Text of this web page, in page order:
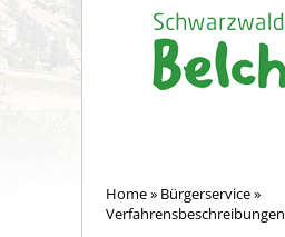
Home» Bürgerservice»
Verfahrensbeschreibungen